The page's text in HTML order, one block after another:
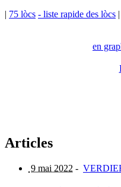
| 75 lòcs - liste rapide des lòcs |
en
Articles
9 mai 2022 -